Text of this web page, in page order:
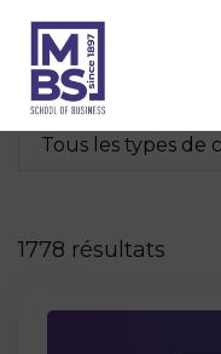
Tous les types de
1778 résultats